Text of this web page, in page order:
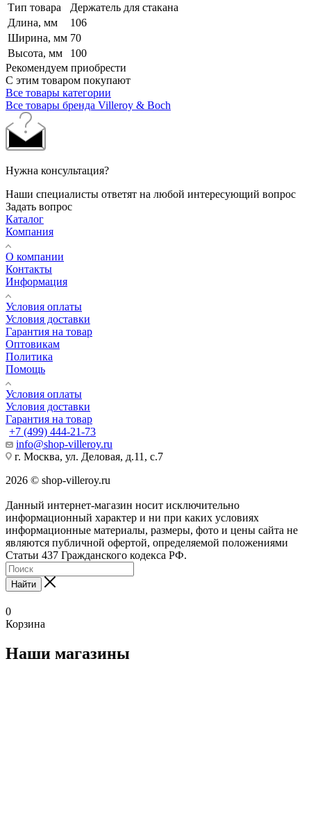
Тип товара
Держатель для стакана
Длина, мм
106
Ширина, мм 70
Высота, мм
100
Рекомендуем приобрести
С этим товаром покупают
Все товары категории
Все товары бренда Villeroy & Boch
Нужна консультация?
Наши специалисты ответят на любой интересующий вопрос
Задать вопрос
Каталог
Компания
О компании
Контакты
Информация
Условия оплаты
Условия доставки
Гарантия на товар
Оптовикам
Политика
Помощь
Условия оплаты
Условия доставки
Гарантия на товар
+7 (499) 444-21-73
info@shop-villeroy.ru
г. Москва, ул. Деловая, д.11, с.7
2026 © shop-villeroy.ru
Данный интернет-магазин носит исключительно
информационный характер и ни при каких условиях
информационные материалы, размеры, фото и цены сайта не
являются публичной офертой, определяемой положениями
Статьи 437 Гражданского кодекса РФ.
Найти
0
Корзина
Наши магазины